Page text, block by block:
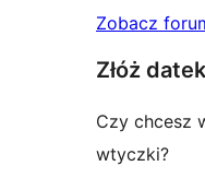
Zobacz
Złóż datek
Czy chcesz
wtyczki?